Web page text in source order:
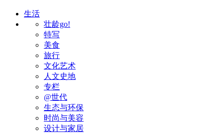
生活
壮龄go!
特写
美食
旅行
文化艺术
人文史地
专栏
@世代
生态与环保
时尚与美容
设计与家居